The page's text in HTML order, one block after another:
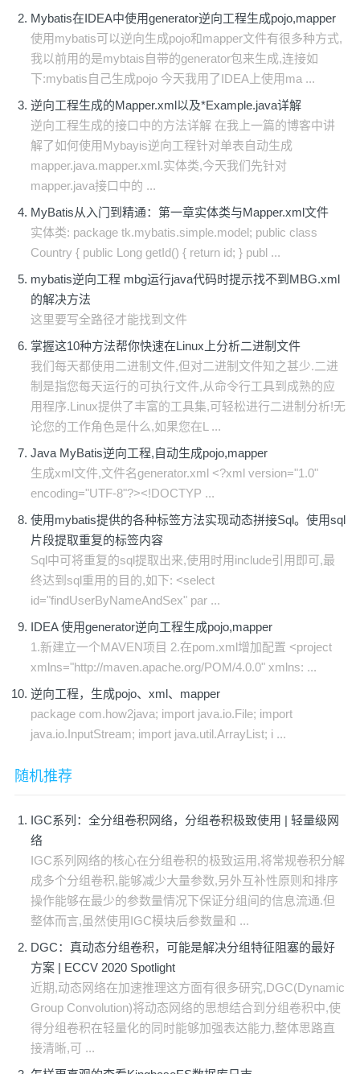
Mybatis在IDEA中使用generator逆向工程生成pojo,mapper
使用mybatis可以逆向生成pojo和mapper文件有很多种方式,
我以前用的是mybtais自带的generator包来生成,连接如
下:mybatis自己生成pojo 今天我用了IDEA上使用ma ...
逆向工程生成的Mapper.xml以及*Example.java详解
逆向工程生成的接口中的方法详解 在我上一篇的博客中讲
解了如何使用Mybayis逆向工程针对单表自动生成
mapper.java.mapper.xml.实体类,今天我们先针对
mapper.java接口中的 ...
MyBatis从入门到精通：第一章实体类与Mapper.xml文件
实体类: package tk.mybatis.simple.model; public class
Country { public Long getId() { return id; } publ ...
mybatis逆向工程 mbg运行java代码时提示找不到MBG.xml
的解决方法
这里要写全路径才能找到文件
掌握这10种方法帮你快速在Linux上分析二进制文件
我们每天都使用二进制文件,但对二进制文件知之甚少.二进
制是指您每天运行的可执行文件,从命令行工具到成熟的应
用程序.Linux提供了丰富的工具集,可轻松进行二进制分析!无
论您的工作角色是什么,如果您在L ...
Java MyBatis逆向工程,自动生成pojo,mapper
生成xml文件,文件名generator.xml <?xml version="1.0"
encoding="UTF-8"?><!DOCTYP ...
使用mybatis提供的各种标签方法实现动态拼接Sql。使用sql
片段提取重复的标签内容
Sql中可将重复的sql提取出来,使用时用include引用即可,最
终达到sql重用的目的,如下: <select
id="findUserByNameAndSex" par ...
IDEA 使用generator逆向工程生成pojo,mapper
1.新建立一个MAVEN项目 2.在pom.xml增加配置 <project
xmlns="http://maven.apache.org/POM/4.0.0" xmlns: ...
逆向工程，生成pojo、xml、mapper
package com.how2java; import java.io.File; import
java.io.InputStream; import java.util.ArrayList; i ...
随机推荐
IGC系列：全分组卷积网络，分组卷积极致使用 | 轻量级网
络
IGC系列网络的核心在分组卷积的极致运用,将常规卷积分解
成多个分组卷积,能够减少大量参数,另外互补性原则和排序
操作能够在最少的参数量情况下保证分组间的信息流通.但
整体而言,虽然使用IGC模块后参数量和 ...
DGC：真动态分组卷积，可能是解决分组特征阻塞的最好
方案 | ECCV 2020 Spotlight
近期,动态网络在加速推理这方面有很多研究,DGC(Dynamic
Group Convolution)将动态网络的思想结合到分组卷积中,使
得分组卷积在轻量化的同时能够加强表达能力,整体思路直
接清晰,可 ...